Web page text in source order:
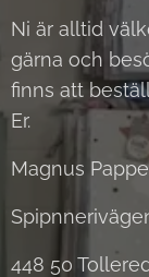
Ni är alltid
gärna och
finns att
Er.
Magnus
448 50 Tollered